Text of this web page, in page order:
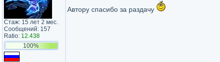
Стаж: 15 лет 2 мес.
Сообщений: 157
Ratio: 12.438
100%
Автору спасибо за раздачу